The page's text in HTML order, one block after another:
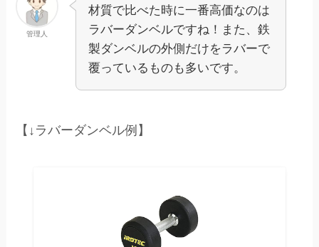
管理人
材質で比べた時に一番高価なのは
ラバーダンベルですね！また、鉄
製ダンベルの外側だけをラバーで
覆っているものも多いです。
【↓ラバーダンベル例】